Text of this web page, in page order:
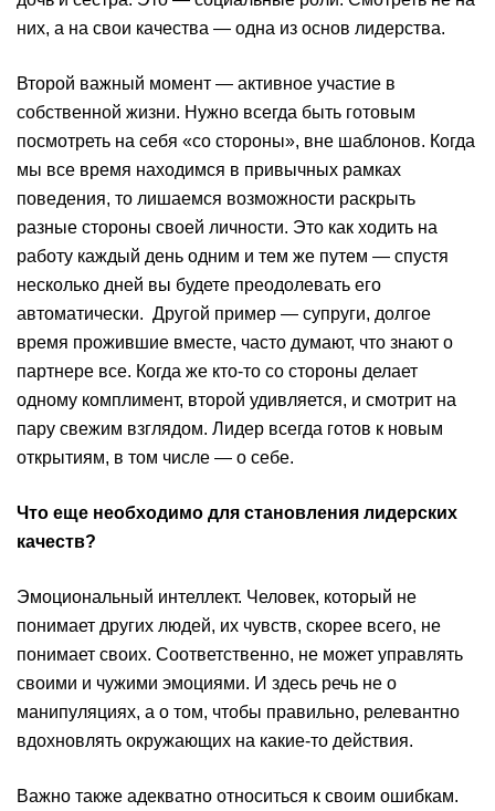
них, а на свои качества — одна из основ лидерства.
Второй важный момент — активное участие в
собственной жизни. Нужно всегда быть готовым
посмотреть на себя «со стороны», вне шаблонов. Когда
мы все время находимся в привычных рамках
поведения, то лишаемся возможности раскрыть
разные стороны своей личности. Это как ходить на
работу каждый день одним и тем же путем — спустя
несколько дней вы будете преодолевать его
автоматически. Другой пример — супруги, долгое
время прожившие вместе, часто думают, что знают о
партнере все. Когда же кто-то со стороны делает
одному комплимент, второй удивляется, и смотрит на
пару свежим взглядом. Лидер всегда готов к новым
открытиям, в том числе — о себе.
Что еще необходимо для становления лидерских
качеств?
Эмоциональный интеллект. Человек, который не
понимает других людей, их чувств, скорее всего, не
понимает своих. Соответственно, не может управлять
своими и чужими эмоциями. И здесь речь не о
манипуляциях, а о том, чтобы правильно, релевантно
вдохновлять окружающих на какие-то действия.
Важно также адекватно относиться к своим ошибкам.